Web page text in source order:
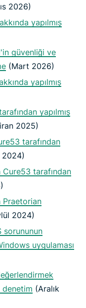
2026)
yapılmış
güvenliği ve
(Mart 2026)
yapılmış
yapılmış
2025)
tarafından
2024)
tarafından
2024)
sorununun
uygulaması
denetim (Aralık